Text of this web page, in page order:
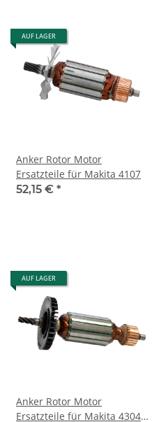
AUF LAGER
Anker Rotor Motor
Ersatzteile für Makita 4107
52,15 € *
AUF LAGER
Anker Rotor Motor
Ersatzteile für Makita 4304